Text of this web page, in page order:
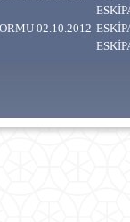
02.10.2012